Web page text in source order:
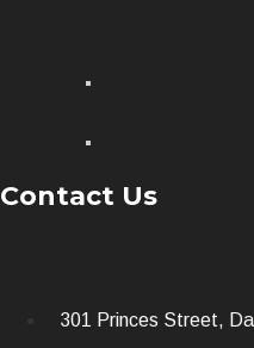
Contact Us
301 Princes Street,